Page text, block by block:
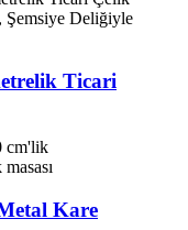
Ticari
Kare